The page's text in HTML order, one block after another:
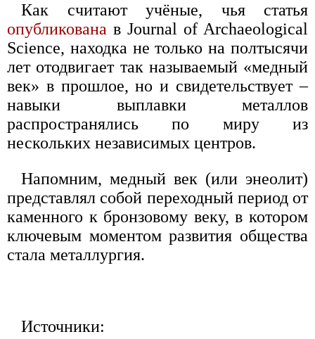
Как считают учёные, чья статья
опубликована в Journal of Archaeological
Science, находка не только на полтысячи
лет отодвигает так называемый «медный
век» в прошлое, но и свидетельствует –
навыки выплавки металлов
распространялись по миру из
нескольких независимых центров.
Напомним, медный век (или энеолит)
представлял собой переходный период от
каменного к бронзовому веку, в котором
ключевым моментом развития общества
стала металлургия.
Источники: